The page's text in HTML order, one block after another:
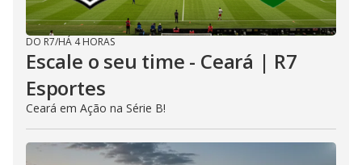
DO R7/HÁ 4 HORAS
Escale o seu time - Ceará | R7
Esportes
Ceará em Ação na Série B!